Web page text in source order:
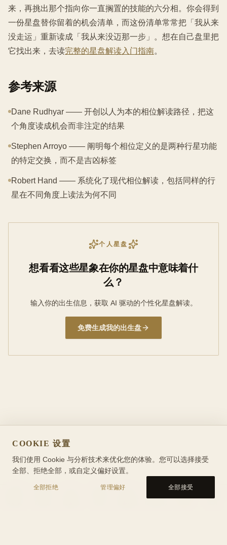
来，再挑出那个指向你一直搁置的技能的六分相。你会得到
一份星盘替你留着的机会清单，而这份清单常常把「我从来
没走运」重新读成「我从来没迈那一步」。想在自己盘里把
它找出来，去读完整的星盘解读入门指南。
参考来源
Dane Rudhyar —— 开创以人为本的相位解读路径，把这
个角度读成机会而非注定的结果
Stephen Arroyo —— 阐明每个相位定义的是两种行星功能
的特定交换，而不是吉凶标签
Robert Hand —— 系统化了现代相位解读，包括同样的行
星在不同角度上读法为何不同
个人星盘
想看看这些星象在你的星盘中意味着什
么？
输入你的出生信息，获取 AI 驱动的个性化星盘解读。
免费生成我的出生盘
COOKIE 设置
我们使用 Cookie 与分析技术来优化您的体验。您可以选择接受
全部、拒绝全部，或自定义偏好设置。
全部拒绝 管理偏好 全部接受